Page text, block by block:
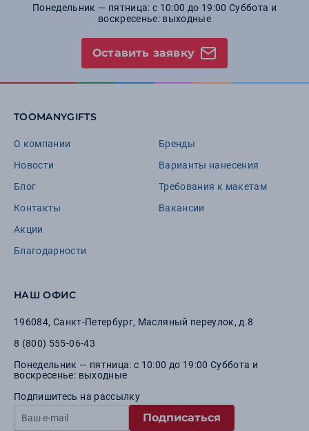
Понедельник — пятница: с 10:00 до 19:00 Суббота и
воскресенье: выходные
Оставить заявку
TOOMANYGIFTS
О компании
Новости
Блог
Контакты
Акции
Благодарности
Бренды
Варианты нанесения
Требования к макетам
Вакансии
НАШ ОФИС
196084, Санкт-Петербург, Масляный переулок, д.8
8 (800) 555-06-43
Понедельник — пятница: с 10:00 до 19:00 Суббота и
воскресенье: выходные
Подпишитесь на рассылку
Подписаться